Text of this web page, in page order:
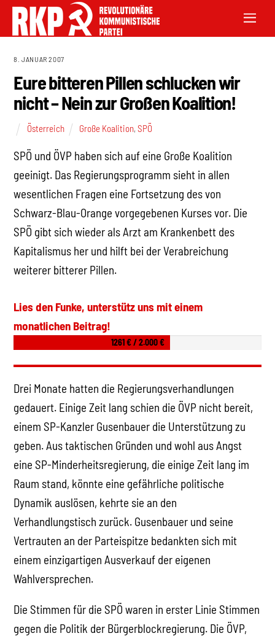
8. JANUAR 2007
Eure bitteren Pillen schlucken wir
nicht – Nein zur Großen Koalition!
Österreich Große Koalition,SPÖ
SPÖ und ÖVP haben sich auf eine Große Koalition
geeinigt. Das Regierungsprogramm sieht in allen
wesentlichen Fragen eine Fortsetzung des von
Schwarz-Blau-Orange vorgegebenen Kurses vor. Die
SPÖ gibt sich wieder als Arzt am Krankenbett des
Kapitalismus her und hilft bei der Verabreichung
weiterer bitterer Pillen.
Lies den Funke, unterstütz uns mit einem
monatlichen Beitrag!
1261 € / 2.000 €
Drei Monate hatten die Regierungsverhandlungen
gedauert. Einige Zeit lang schien die ÖVP nicht bereit,
einem SP-Kanzler Gusenbauer die Unterstützung zu
geben. Aus taktischen Gründen und wohl aus Angst
eine SP-Minderheitsregierung, die einige Zeit lang im
Raum stand, könnte eine gefährliche politische
Dynamik auslösen, kehrte sie an den
Verhandlungstisch zurück. Gusenbauer und seine
Vertrauten an der Parteispitze bedankten sich mit
einem einzigartigen Ausverkauf der eigenen
Wahlversprechen.
Die Stimmen für die SPÖ waren in erster Linie Stimmen
gegen die Politik der Bürgerblockregierung. Die ÖVP,